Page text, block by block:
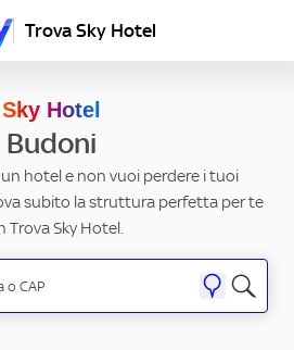
Trova Sky Hotel
Sky Hotel
Budoni
un hotel e non vuoi perdere i tuoi
subito la struttura perfetta per te
Trova Sky Hotel.